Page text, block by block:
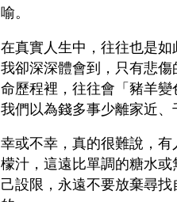
喻。
在真實人生中，往往也是
我卻深深體會到，只有悲
命歷程裡，往往會「豬羊
我們以為錢多事少離家近
幸或不幸，真的很難說，
檬汁，這遠比單調的糖水
己設限，永遠不要放棄尋